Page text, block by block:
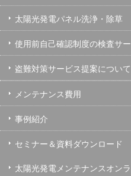
太陽光発電パネル洗浄・除草
使用前自己確認制度の検査サ
盗難対策サービス提案について
メンテナンス費用
事例紹介
セミナー＆資料ダウンロード
太陽光発電メンテナンスオン